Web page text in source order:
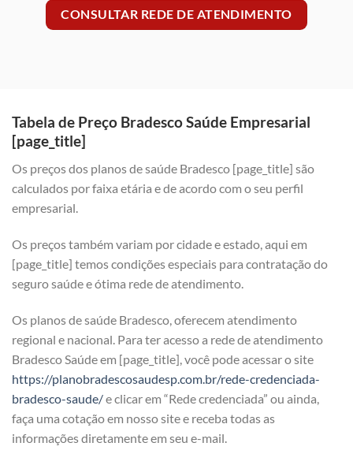
CONSULTAR REDE DE ATENDIMENTO
Tabela de Preço Bradesco Saúde Empresarial
[page_title]
Os preços dos planos de saúde Bradesco [page_title] são
calculados por faixa etária e de acordo com o seu perfil
empresarial.
Os preços também variam por cidade e estado, aqui em
[page_title] temos condições especiais para contratação do
seguro saúde e ótima rede de atendimento.
Os planos de saúde Bradesco, oferecem atendimento
regional e nacional. Para ter acesso a rede de atendimento
Bradesco Saúde em [page_title], você pode acessar o site
https://planobradescosaudesp.com.br/rede-credenciada-
bradesco-saude/e clicar em “Rede credenciada” ou ainda,
faça uma cotação em nosso site e receba todas as
informações diretamente em seu e-mail.